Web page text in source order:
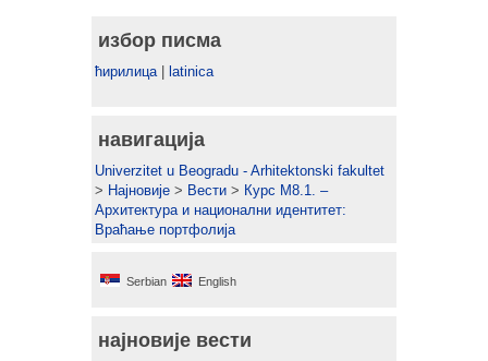
избор писма
ћирилица| latinica
навигација
Univerzitet u Beogradu - Arhitektonski fakultet
> Најновије > Вести > Курс М8.1. –
Архитектура и национални идентитет:
Враћање портфолија
Serbian English
најновије вести